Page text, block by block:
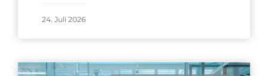
24. Juli 2026